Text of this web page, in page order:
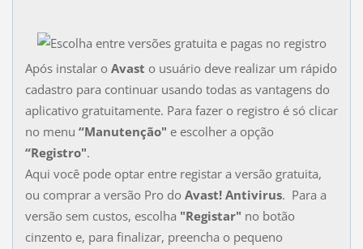
Após instalar o Avast o usuário deve realizar um rápido
cadastro para continuar usando todas as vantagens do
aplicativo gratuitamente. Para fazer o registro é só clicar
no menu “Manutenção" e escolher a opção
“Registro".
Aqui você pode optar entre registar a versão gratuita,
ou comprar a versão Pro do Avast! Antivirus. Para a
versão sem custos, escolha "Registar" no botão
cinzento e, para finalizar, preencha o pequeno